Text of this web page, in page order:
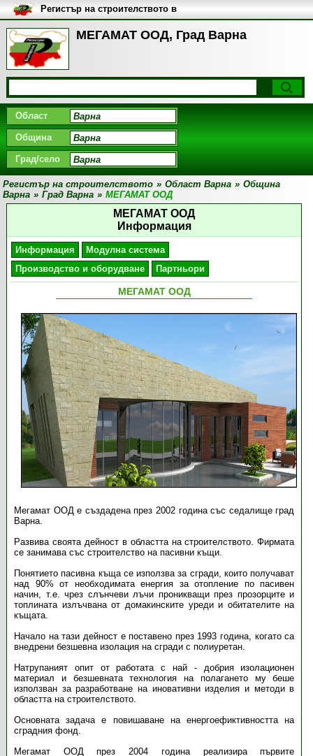
МЕГАМАТ ООД, Град Варна
Регистър на строителството в
България
Област
Община
Град/село
Регистър на строителството » Област Варна » Община
Варна » Град Варна » МЕГАМАТ ООД
МЕГАМАТ ООД
Информация
Информация
Модулна система
Производство и оборудване
Партньори
МЕГАМАТ ООД
Мегамат ООД е създадена през 2002 година със седалище град
Варна.
Развива своята дейност в областта на строителството. Фирмата
се занимава със строителство на пасивни къщи.
Понятието пасивна къща се използва за сгради, които получават
над 90% от необходимата енергия за отопление по пасивен
начин, т.е. чрез слънчеви лъчи проникващи през прозорците и
топлината излъчвана от домакинските уреди и обитателите на
къщата.
Начало на тази дейност е поставено през 1993 година, когато са
внедрени безшевна изолация на сгради с полиуретан.
Натрупаният опит от работата с най - добрия изолационен
материал и безшевната технология на полагането му беше
използван за разработване на иновативни изделия и методи в
областта на строителството.
Основната задача е повишаване на енергоефиктивността на
сградния фонд.
Мегамат ООД през 2004 година реализира първите